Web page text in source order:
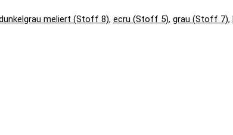
meliert (Stoff 8), ecru (Stoff 5), grau (Stoff 7),